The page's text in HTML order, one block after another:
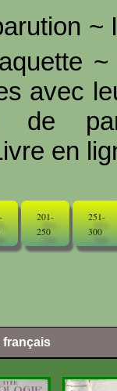
~
avec
de
en
201-
250
251-
300
français